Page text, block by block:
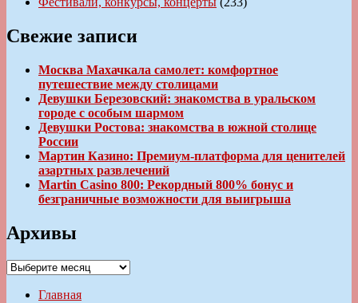
Свежие записи
Москва Махачкала самолет: комфортное
путешествие между столицами
Девушки Березовский: знакомства в уральском
городе с особым шармом
Девушки Ростова: знакомства в южной столице
России
Мартин Казино: Премиум-платформа для ценителей
азартных развлечений
Martin Casino 800: Рекордный 800% бонус и
безграничные возможности для выигрыша
Архивы
Архивы
Главная